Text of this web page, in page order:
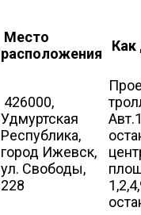
Место
расположения
Как
426000,
Удмуртская
Республика,
город Ижевск,
ул. Свободы,
228